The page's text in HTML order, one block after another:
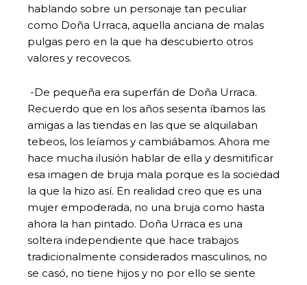
hablando sobre un personaje tan peculiar
como Doña Urraca, aquella anciana de malas
pulgas pero en la que ha descubierto otros
valores y recovecos.
-De pequeña era superfán de Doña Urraca.
Recuerdo que en los años sesenta íbamos las
amigas a las tiendas en las que se alquilaban
tebeos, los leíamos y cambiábamos. Ahora me
hace mucha ilusión hablar de ella y desmitificar
esa imagen de bruja mala porque es la sociedad
la que la hizo así. En realidad creo que es una
mujer empoderada, no una bruja como hasta
ahora la han pintado. Doña Urraca es una
soltera independiente que hace trabajos
tradicionalmente considerados masculinos, no
se casó, no tiene hijos y no por ello se siente